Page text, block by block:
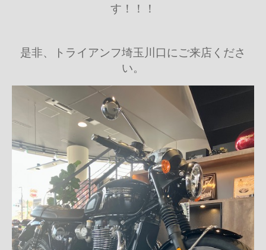
す！！！
是非、トライアンフ埼玉川口にご来店くださ
い。